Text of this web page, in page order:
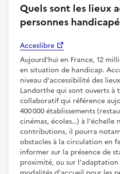
Quels sont les lieux
personnes
Acceslibre
Aujourd'hui en France, 12
en situation de handicap.
niveau d'accessibilité des
Landorthe qui sont ouverts à
collaboratif qui référence
400 000 établissements
cinémas, écoles…) à l'échelle
contributions, il pourra
obstacles à la circulation en
informer sur la présence de
proximité, ou sur l'adaptation